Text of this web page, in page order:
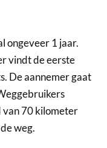
ongeveer 1 jaar.
vindt de eerste
De aannemer gaat
van 70 kilometer
weg.